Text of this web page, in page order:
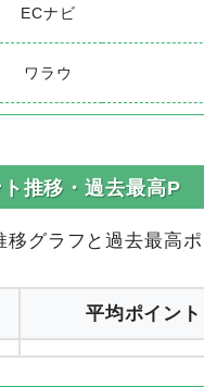
ECナビ
ワラウ
ト推移・過去最高P